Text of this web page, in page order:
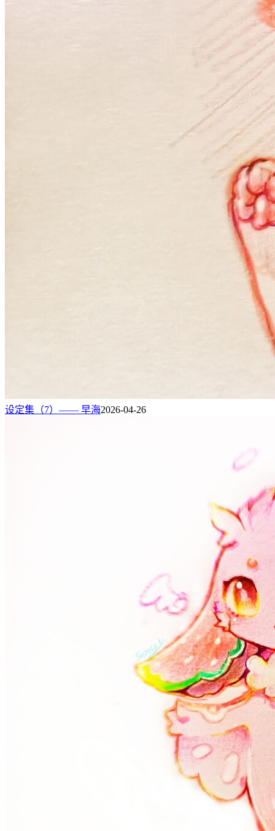
设定集（7）—— 早海2026-04-26